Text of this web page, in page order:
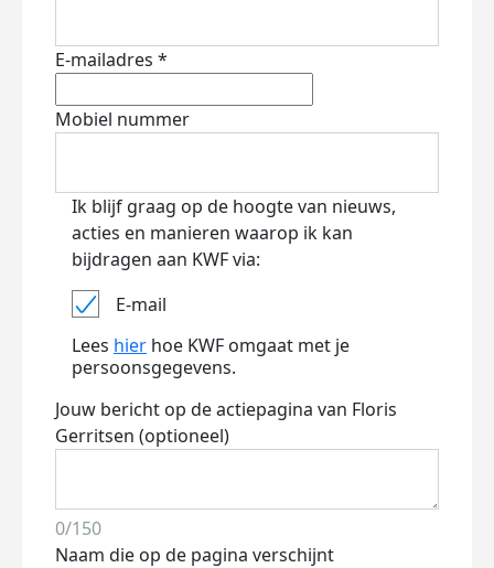
E-mailadres *
Mobiel nummer
Ik blijf graag op de hoogte van nieuws,
acties en manieren waarop ik kan
bijdragen aan KWF via:
E-mail
Lees hier hoe KWF omgaat met je
persoonsgegevens.
Jouw bericht op de actiepagina van Floris
Gerritsen (optioneel)
0/150
Naam die op de pagina verschijnt